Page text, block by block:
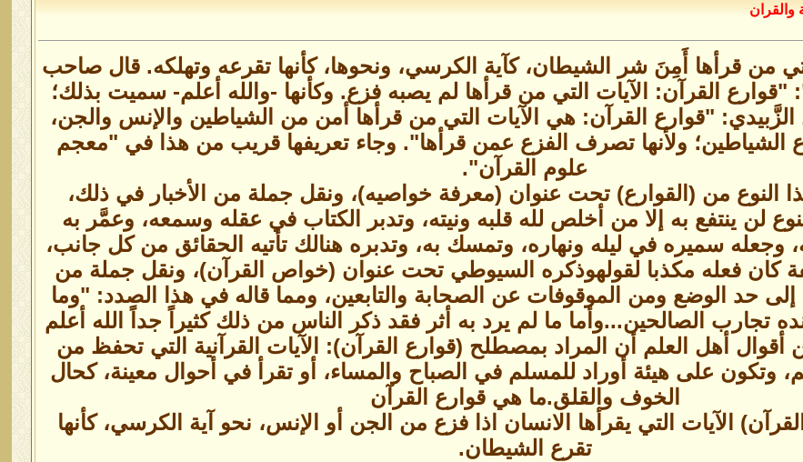
والقران
من قرأها أَمِنَ شر الشيطان، كآية الكرسي، ونحوها، كأنها تقرعه وتهلكه. قال صاحب
القرآن: الآيات التي من قرأها لم يصبه فزع. وكأنها -والله أعلم- سميت بذلك؛
الزَّبيدي: "قوارع القرآن: هي الآيات التي من قرأها أمن من الشياطين والإنس والجن،
الشياطين؛ ولأنها تصرف الفزع عمن قرأها". وجاء تعريفها قريب من هذا في "معجم
علوم القرآن".
النوع من (القوارع) تحت عنوان (معرفة خواصيه)، ونقل جملة من الأخبار في ذلك،
لن ينتفع به إلا من أخلص لله قلبه ونيته، وتدبر الكتاب في عقله وسمعه، وعمَّر به
وجعله سميره في ليله ونهاره، وتمسك به، وتدبره هنالك تأتيه الحقائق من كل جانب،
كان فعله مكذبا لقولهوذكره السيوطي تحت عنوان (خواص القرآن)، ونقل جملة من
إلى حد الوضع ومن الموقوفات عن الصحابة والتابعين، ومما قاله في هذا الصدد: "وما
تجارب الصالحين...وأما ما لم يرد به أثر فقد ذكر الناس من ذلك كثيراً جداً الله أعلم
أهل العلم أن المراد بمصطلح (قوارع القرآن): الآيات القرآنية التي تحفظ من
وتكون على هيئة أوراد للمسلم في الصباح والمساء، أو تقرأ في أحوال معينة، كحال
الخوف والقلق.ما هي قوارع القرآن
الآيات التي يقرأها الانسان اذا فزع من الجن أو الإنس، نحو آية الكرسي، كأنها
تقرع الشيطان.